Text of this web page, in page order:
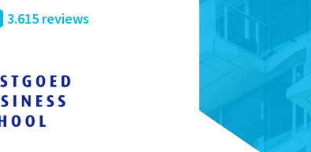
3.615 reviews